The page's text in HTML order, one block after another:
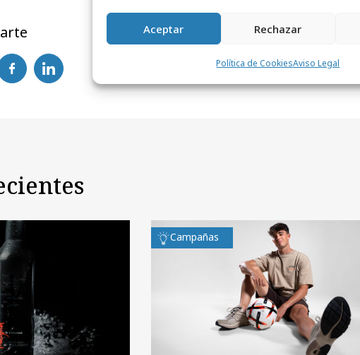
Aceptar Rechazar
Política de CookiesAviso Legal
Campañas